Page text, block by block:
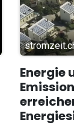
Energie